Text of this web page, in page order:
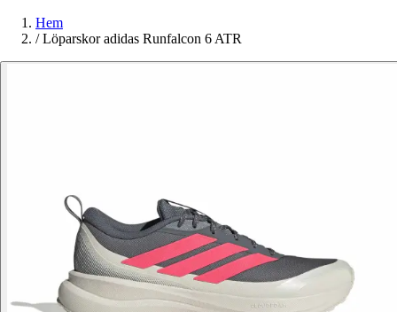
Hem
/ Löparskor adidas Runfalcon 6 ATR